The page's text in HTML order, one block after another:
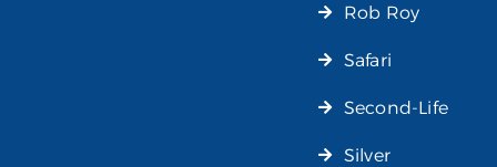
Rob Roy
Safari
Second-Life
Silver